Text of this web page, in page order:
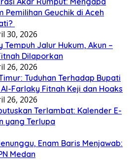
Pemilihan Geuchik di Aceh
30, 2026
Tempuh Jalur Hukum, Akun –
Dilaporkan
26, 2026
Tuduhan Terhadap Bupati
Farlaky Fitnah Keji dan Hoaks
26, 2026
Terlambat: Kalender E-
yang Terlupa
Enam Baris Menjawab:
Medan